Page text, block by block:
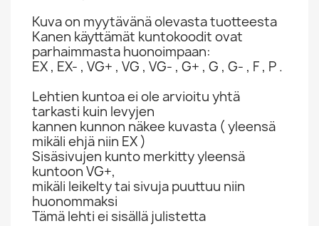
Kuva on myytävänä olevasta tuotteesta
Kanen käyttämät kuntokoodit ovat
parhaimmasta huonoimpaan:
EX , EX- , VG+ , VG , VG- , G+ , G , G- , F , P .
Lehtien kuntoa ei ole arvioitu yhtä
tarkasti kuin levyjen
kannen kunnon näkee kuvasta ( yleensä
mikäli ehjä niin EX )
Sisäsivujen kunto merkitty yleensä
kuntoon VG+,
mikäli leikelty tai sivuja puuttuu niin
huonommaksi
Tämä lehti ei sisällä julistetta